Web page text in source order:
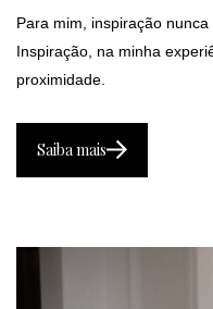
Para mim, inspiração
Inspiração, na minha
proximidade.
Saiba mais